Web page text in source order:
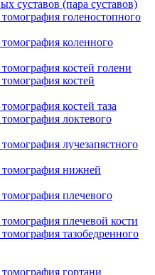
суставов (пара суставов)
голеностопного
коленного
костей голени
костей
костей таза
локтевого
лучезапястного
нижней
плечевого
плечевой кости
тазобедренного
гортани